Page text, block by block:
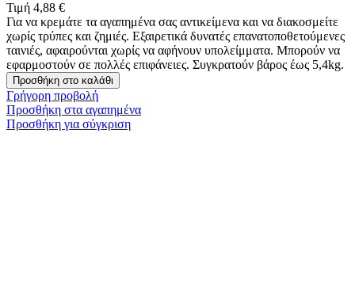
Τιμή 4,88 €
Για να κρεμάτε τα αγαπημένα σας αντικείμενα και να διακοσμείτε
χωρίς τρύπες και ζημιές. Εξαιρετικά δυνατές επανατοποθετούμενες
ταινιές, αφαιρούνται χωρίς να αφήνουν υπολείμματα. Μπορούν να
εφαρμοστούν σε πολλές επιφάνειες. Συγκρατούν βάρος έως 5,4kg.
Προσθήκη στο καλάθι
Γρήγορη προβολή
Προσθήκη στα αγαπημένα
Προσθήκη για σύγκριση